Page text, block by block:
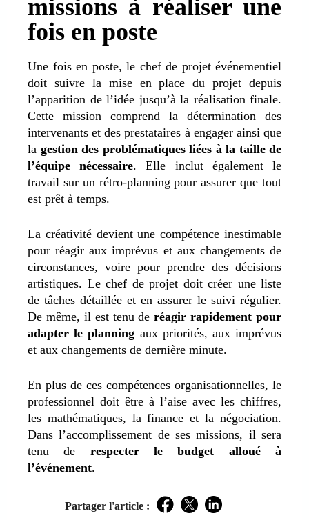
missions à réaliser une
fois en poste
Une fois en poste, le chef de projet événementiel
doit suivre la mise en place du projet depuis
l’apparition de l’idée jusqu’à la réalisation finale.
Cette mission comprend la détermination des
intervenants et des prestataires à engager ainsi que
la gestion des problématiques liées à la taille de
l’équipe nécessaire. Elle inclut également le
travail sur un rétro-planning pour assurer que tout
est prêt à temps.
La créativité devient une compétence inestimable
pour réagir aux imprévus et aux changements de
circonstances, voire pour prendre des décisions
artistiques. Le chef de projet doit créer une liste
de tâches détaillée et en assurer le suivi régulier.
De même, il est tenu deréagir rapidement pour
adapter le planning aux priorités, aux imprévus
et aux changements de dernière minute.
En plus de ces compétences organisationnelles, le
professionnel doit être à l’aise avec les chiffres,
les mathématiques, la finance et la négociation.
Dans l’accomplissement de ses missions, il sera
tenu de respecter le budget alloué à
l’événement.
Partager l'article : Facebook
TwitterLinkedIn